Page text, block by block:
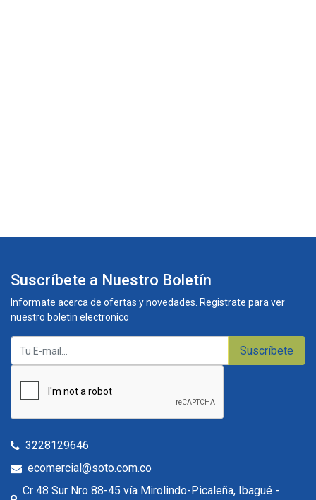
Suscríbete a Nuestro Boletín
Informate acerca de ofertas y novedades. Registrate para ver
nuestro boletin electronico
Suscríbete
3228129646
ecomercial@soto.com.co
Cr 48 Sur Nro 88-45 vía Mirolindo-Picaleña, Ibagué -